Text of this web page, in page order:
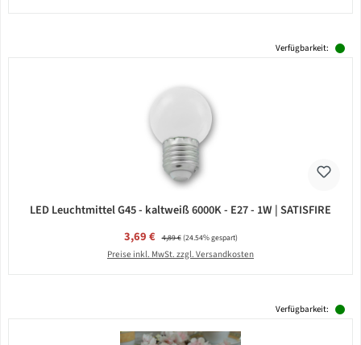
Verfügbarkeit:
LED Leuchtmittel G45 - kaltweiß 6000K - E27 - 1W | SATISFIRE
Verkaufspreis:
3,69 € Regulärer Preis:
4,89 €(24.54% gespart)
Preise inkl. MwSt. zzgl. Versandkosten
Verfügbarkeit: